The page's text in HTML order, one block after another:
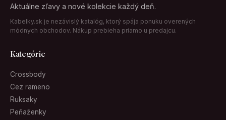
Aktuálne zľavy a nové kolekcie každý deň.
Kabelky.sk je nezávislý katalóg, ktorý spája ponuku overených
módnych obchodov. Nákup prebieha priamo u predajcu.
Kategórie
Crossbody
Cez rameno
Ruksaky
Peňaženky